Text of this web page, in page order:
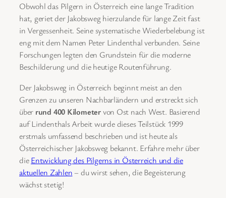
Obwohl das Pilgern in Österreich eine lange Tradition
hat, geriet der Jakobsweg hierzulande für lange Zeit fast
in Vergessenheit. Seine systematische Wiederbelebung ist
eng mit dem Namen Peter Lindenthal verbunden. Seine
Forschungen legten den Grundstein für die moderne
Beschilderung und die heutige Routenführung.
Der Jakobsweg in Österreich beginnt meist an den
Grenzen zu unseren Nachbarländern und erstreckt sich
über rund 400 Kilometervon Ost nach West. Basierend
auf Lindenthals Arbeit wurde dieses Teilstück 1999
erstmals umfassend beschrieben und ist heute als
Österreichischer Jakobsweg bekannt. Erfahre mehr über
dieEntwicklung des Pilgerns in Österreich und die
aktuellen Zahlen– du wirst sehen, die Begeisterung
wächst stetig!